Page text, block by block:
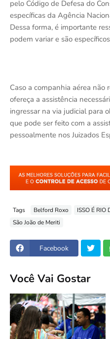
pelo Código de Defesa do
específicas da Agência
Dessa forma, é importante
podem variar e são
Caso a companhia aérea não
ofereça a assistência
ingressar na via judicial para
que pode ser feito com a
pessoalmente nos Juizados
Tags Belford Roxo ISSO É RIO
São João de Meriti
Facebook
Você Vai Gostar